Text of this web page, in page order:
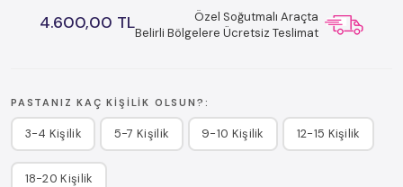
4.600,00 TL
Özel Soğutmalı Araçta
Belirli Bölgelere Ücretsiz Teslimat
PASTANIZ KAÇ KIŞILIK OLSUN?:
3-4 Kişilik 5-7 Kişilik 9-10 Kişilik 12-15 Kişilik
18-20 Kişilik